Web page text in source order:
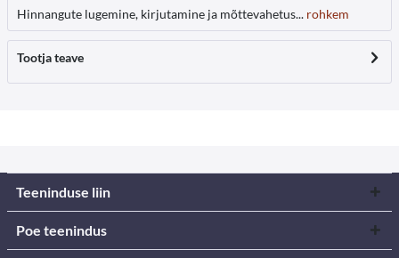
Hinnangute lugemine, kirjutamine ja mõttevahetus... rohkem
Tootja teave
Teeninduse liin
Poe teenindus